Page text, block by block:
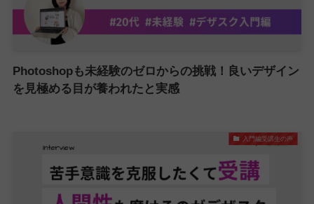
Photoshopも未経験のゼロからの挑戦！良いデザイン
を見極める目が養われたと実感
入門編受講生の声